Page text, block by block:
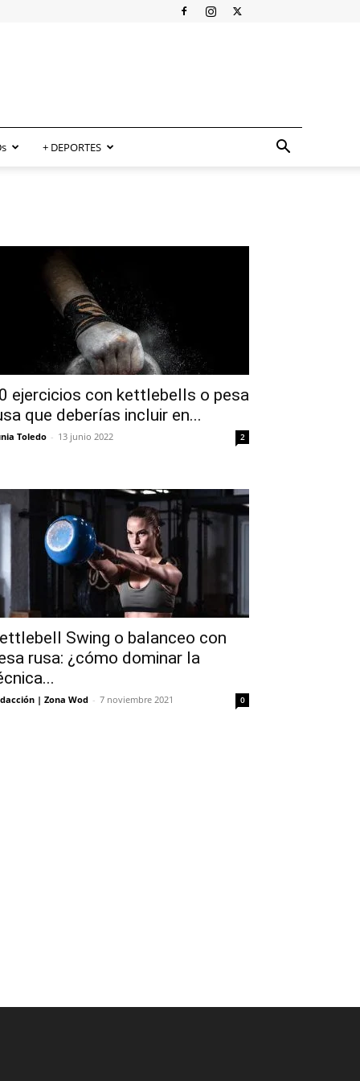
+ DEPORTES
ejercicios con kettlebells o pesa
que deberías incluir en...
Toledo - 13 junio 2022 2
Swing o balanceo con
rusa: ¿cómo dominar la
| Zona Wod - 7 noviembre 2021 0